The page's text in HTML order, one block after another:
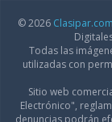
© 2026 Clasipar.com
Todas las
utilizadas con
Sitio web
Electrónico",